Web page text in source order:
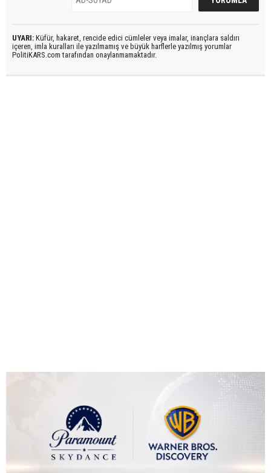
UYARI: Küfür, hakaret, rencide edici cümleler veya imalar, inançlara saldırı
içeren, imla kuralları ile yazılmamış ve büyük harflerle yazılmış yorumlar
PolitiKARS.com tarafından onaylanmamaktadır.